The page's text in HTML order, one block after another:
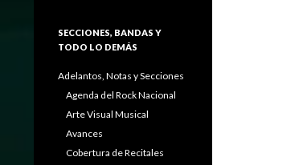
SECCIONES, BANDAS Y
TODO LO DEMÁS
Adelantos, Notas y Secciones
Agenda del Rock Nacional
Arte Visual Musical
Avances
Cobertura de Recitales